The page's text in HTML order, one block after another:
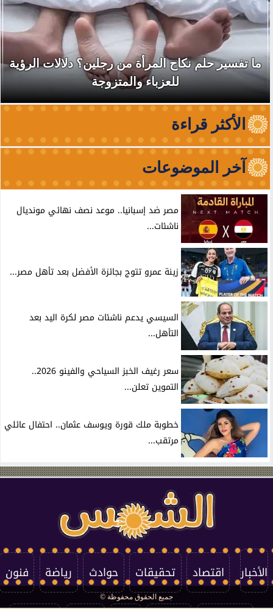
من رجلين؟ دلالات الرؤية
والمتزوجة
نقابة الأطباء تكشف
الظهور
الأكثر قراءة
آخر الموضوعات
مصر ضد إسبانيا.. موعد نصف نهائي مونديال
ناشئات...
زينة عمرو تتوج بجائزة الأفضل بعد تأهل مصر...
السيسي يدعم ناشئات مصر لكرة اليد بعد
التأهل...
سعر رغيف الخبز السياحي والفينو 2026..
التموين تعلن...
خطوبة ملك قورة ويوسف عثمان.. احتفال عائلي
مرتقب...
الأخبار اقتصاد تحقيقات حوادث رياضة فنون
جميع الحقوق محفوظة ©